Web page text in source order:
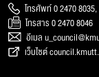
โทรศัพท์ 0 2470
โทรสาร 0 2470 8046
อีเมล
เว็บไซต์